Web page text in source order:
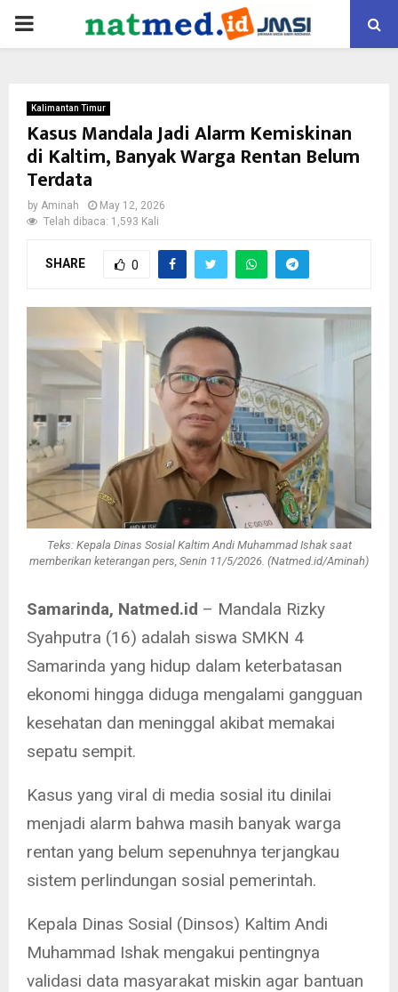
PRIMARY
Kalimantan Timur
Kasus Mandala Jadi Alarm Kemiskinan
di Kaltim, Banyak Warga Rentan Belum
Terdata
by Aminah
May 12, 2026
Telah dibaca: 1,593 Kali
SHARE 0
Teks: Kepala Dinas Sosial Kaltim Andi Muhammad Ishak saat
memberikan keterangan pers, Senin 11/5/2026. (Natmed.id/Aminah)
Samarinda, Natmed.id – Mandala Rizky
Syahputra (16) adalah siswa SMKN 4
Samarinda yang hidup dalam keterbatasan
ekonomi hingga diduga mengalami gangguan
kesehatan dan meninggal akibat memakai
sepatu sempit.
Kasus yang viral di media sosial itu dinilai
menjadi alarm bahwa masih banyak warga
rentan yang belum sepenuhnya terjangkau
sistem perlindungan sosial pemerintah.
Kepala Dinas Sosial (Dinsos) Kaltim Andi
Muhammad Ishak mengakui pentingnya
validasi data masyarakat miskin agar bantuan